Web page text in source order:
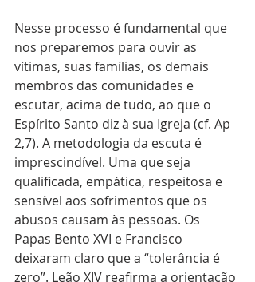
Nesse processo é fundamental que
nos preparemos para ouvir as
vítimas, suas famílias, os demais
membros das comunidades e
escutar, acima de tudo, ao que o
Espírito Santo diz à sua Igreja (cf. Ap
2,7). A metodologia da escuta é
imprescindível. Uma que seja
qualificada, empática, respeitosa e
sensível aos sofrimentos que os
abusos causam às pessoas. Os
Papas Bento XVI e Francisco
deixaram claro que a “tolerância é
zero”. Leão XIV reafirma a orientação